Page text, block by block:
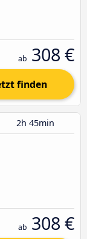
ab 308 €
finden
2h 45min
ab 308 €